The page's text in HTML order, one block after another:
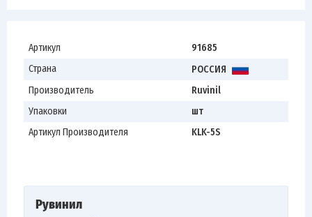
Артикул
91685
Страна
РОССИЯ
Производитель
Ruvinil
Упаковки
шт
Артикул Производителя
KLK-5S
Рувинил